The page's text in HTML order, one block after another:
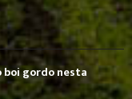
gordo nesta